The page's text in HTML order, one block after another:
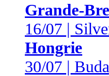
Grande-
16/07 |
Hongrie
30/07 |